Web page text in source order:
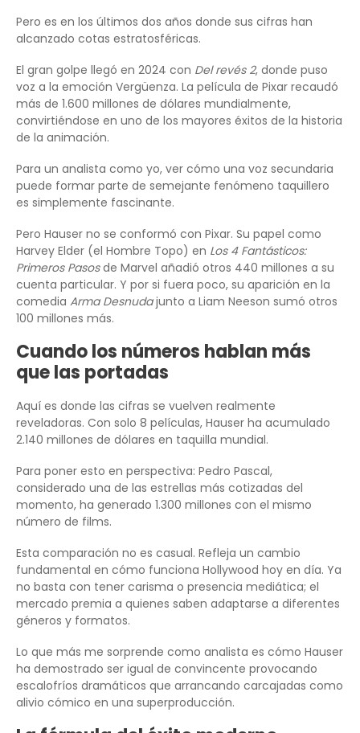
Pero es en los últimos dos años donde sus cifras han
alcanzado cotas estratosféricas.
El gran golpe llegó en 2024 con Del revés 2, donde puso
voz a la emoción Vergüenza. La película de Pixar recaudó
más de 1.600 millones de dólares mundialmente,
convirtiéndose en uno de los mayores éxitos de la historia
de la animación.
Para un analista como yo, ver cómo una voz secundaria
puede formar parte de semejante fenómeno taquillero
es simplemente fascinante.
Pero Hauser no se conformó con Pixar. Su papel como
Harvey Elder (el Hombre Topo) en Los 4 Fantásticos:
Primeros Pasosde Marvel añadió otros 440 millones a su
cuenta particular. Y por si fuera poco, su aparición en la
comedia Arma Desnudajunto a Liam Neeson sumó otros
100 millones más.
Cuando los números hablan más
que las portadas
Aquí es donde las cifras se vuelven realmente
reveladoras. Con solo 8 películas, Hauser ha acumulado
2.140 millones de dólares en taquilla mundial.
Para poner esto en perspectiva: Pedro Pascal,
considerado una de las estrellas más cotizadas del
momento, ha generado 1.300 millones con el mismo
número de films.
Esta comparación no es casual. Refleja un cambio
fundamental en cómo funciona Hollywood hoy en día. Ya
no basta con tener carisma o presencia mediática; el
mercado premia a quienes saben adaptarse a diferentes
géneros y formatos.
Lo que más me sorprende como analista es cómo Hauser
ha demostrado ser igual de convincente provocando
escalofríos dramáticos que arrancando carcajadas como
alivio cómico en una superproducción.